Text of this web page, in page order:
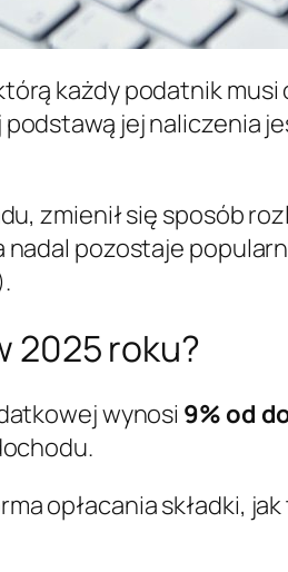
każdy podatnik
jej naliczenia
zmienił się sposób
pozostaje
2025 roku?
wynosi 9% od
opłacania składki,